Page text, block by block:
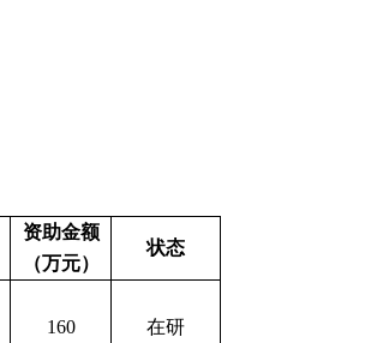
资助金额
（万元）
状态
160 在研